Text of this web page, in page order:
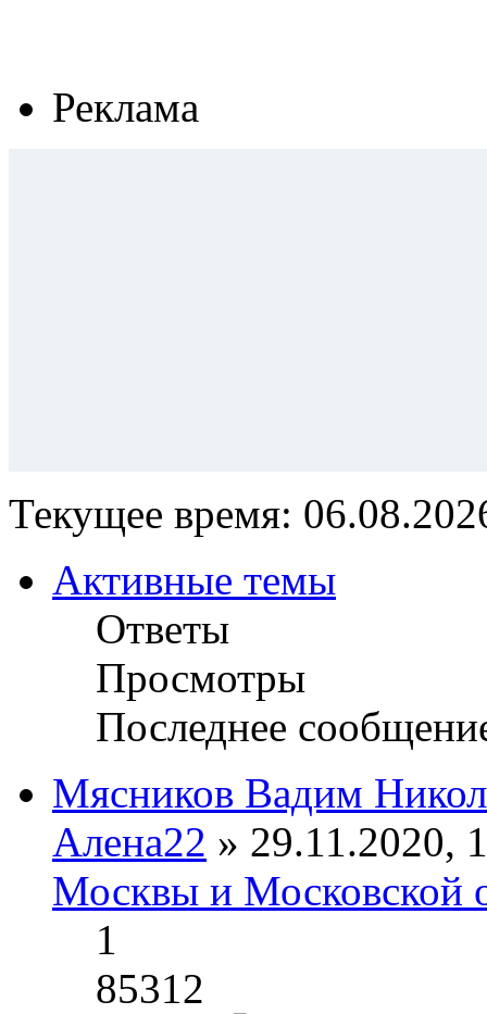
Реклама
Текущее время:
Активные темы
Ответы
Просмотры
Последнее
Мясников Вадим
Алена22 » 29.11.2020,
Москвы и Московской
1
85312